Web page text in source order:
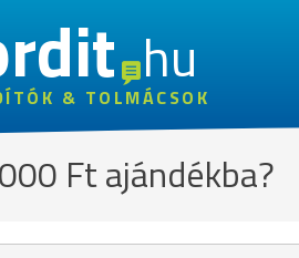
hu
& TOLMÁCSOK
Ft ajándékba?